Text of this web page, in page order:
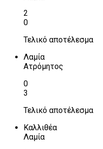
2
0
Τελικό αποτέλεσμα
Λαμία
Ατρόμητος
0
3
Τελικό αποτέλεσμα
Καλλιθέα
Λαμία